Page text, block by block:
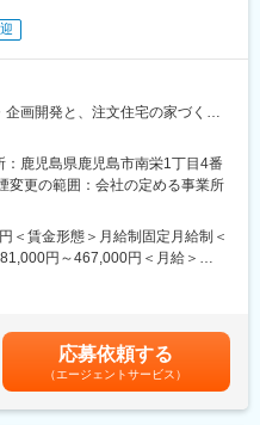
もコミュニケーションが取りや
技能向上が図れる
う、担当営業、クライアントリー
によるサポート体制があります。
ることができる教育研修制度が
す方、様々な方が活躍できるフ
画開発と、注文住宅の家づくり
務
マーケティング業務
分譲開発を行います。資金回転
模分譲地を中心に仕入、販売や
での分譲用地仕入、販売の体制
：鹿児島県鹿児島市南栄1丁目4番
変更の範囲：会社の定める事業所
＜賃金形態＞月給制固定月給制＜
円～467,000円＜月給＞
■賞与：年2回（6月、12月）※業
金額であり、選考を通じて上下
額)は固定手当を含めた表記です。
応募依頼する
（エージェントサービス）